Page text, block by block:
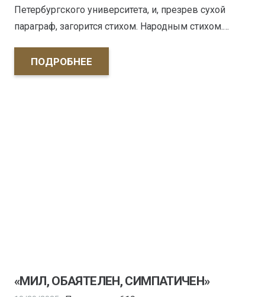
Петербургского университета, и, презрев сухой
параграф, загорится стихом. Народным стихом.…
ПОДРОБНЕЕ
«МИЛ, ОБАЯТЕЛЕН, СИМПАТИЧЕН»